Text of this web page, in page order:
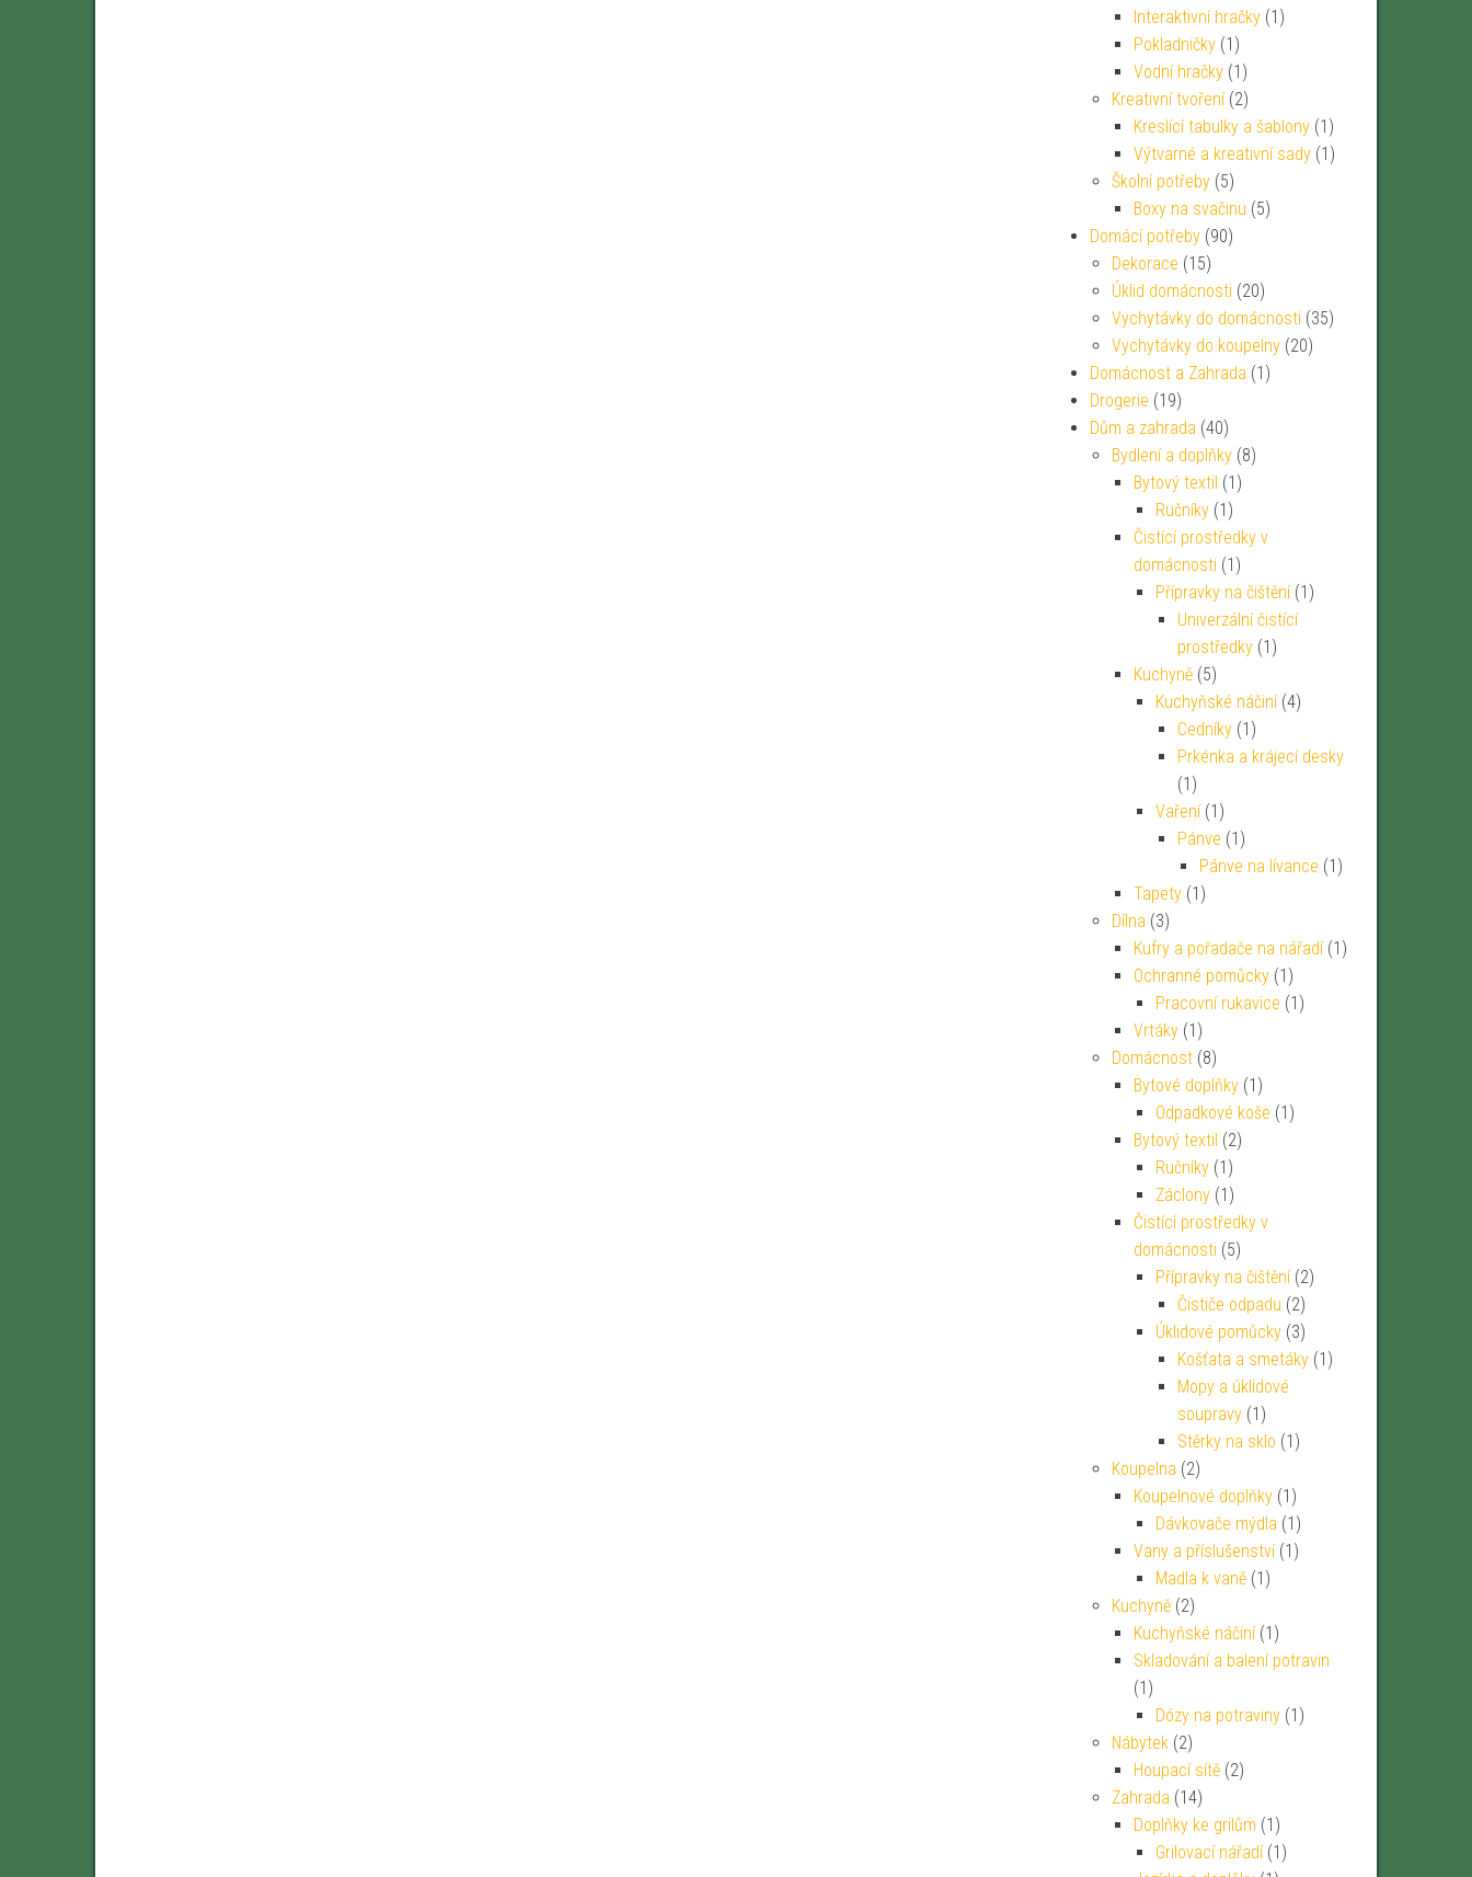
Interaktivní hračky (1)
Pokladničky (1)
Vodní hračky (1)
Kreativní tvoření (2)
Kreslící tabulky a šablony (1)
Výtvarné a kreativní sady (1)
Školní potřeby (5)
Boxy na svačinu (5)
Domácí potřeby (90)
Dekorace (15)
Úklid domácnosti (20)
Vychytávky do domácnosti (35)
Vychytávky do koupelny (20)
Domácnost a Zahrada (1)
Drogerie (19)
Dům a zahrada (40)
Bydlení a doplňky (8)
Bytový textil (1)
Ručníky (1)
Čistící prostředky v
domácnosti (1)
Přípravky na čištění (1)
Univerzální čistící
prostředky (1)
Kuchyně (5)
Kuchyňské náčiní (4)
Cedníky (1)
Prkénka a krájecí desky
(1)
Vaření (1)
Pánve (1)
Pánve na lívance (1)
Tapety (1)
Dílna (3)
Kufry a pořadače na nářadí (1)
Ochranné pomůcky (1)
Pracovní rukavice (1)
Vrtáky (1)
Domácnost (8)
Bytové doplňky (1)
Odpadkové koše (1)
Bytový textil (2)
Ručníky (1)
Záclony (1)
Čistící prostředky v
domácnosti (5)
Přípravky na čištění (2)
Čističe odpadu (2)
Úklidové pomůcky (3)
Košťata a smetáky (1)
Mopy a úklidové
soupravy (1)
Stěrky na sklo (1)
Koupelna (2)
Koupelnové doplňky (1)
Dávkovače mýdla (1)
Vany a příslušenství (1)
Madla k vaně (1)
Kuchyně (2)
Kuchyňské náčiní (1)
Skladování a balení potravin
(1)
Dózy na potraviny (1)
Nábytek (2)
Houpací sítě (2)
Zahrada (14)
Doplňky ke grilům (1)
Grilovací nářadí (1)